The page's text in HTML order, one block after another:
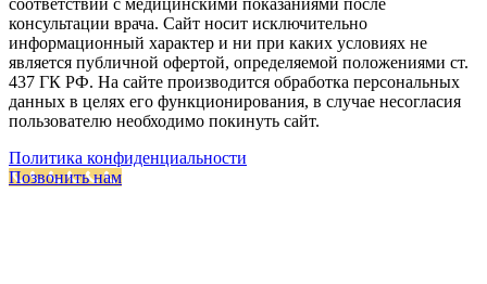
консультации врача. Сайт носит исключительно
информационный характер и ни при каких условиях не
является публичной офертой, определяемой положениями ст.
437 ГК РФ. На сайте производится обработка персональных
данных в целях его функционирования, в случае несогласия
пользователю необходимо покинуть сайт.
Политика конфиденциальности
Позвонить нам